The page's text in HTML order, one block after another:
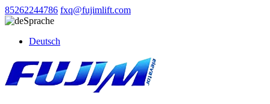
85262244786 fxq@fujimlift.com
Sprache
Deutsch